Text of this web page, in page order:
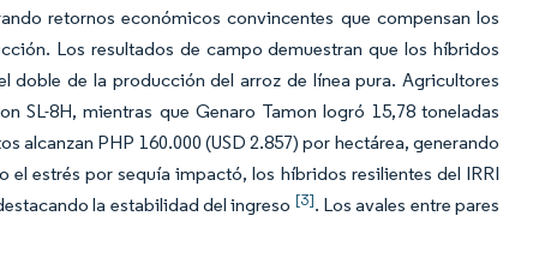
retornos económicos convincentes que compensan los
Los resultados de campo demuestran que los híbridos
doble de la producción del arroz de línea pura. Agricultores
SL-8H, mientras que Genaro Tamon logró 15,78 toneladas
alcanzan PHP 160.000 (USD 2.857) por hectárea, generando
estrés por sequía impactó, los híbridos resilientes del IRRI
la estabilidad del ingreso [3]. Los avales entre pares